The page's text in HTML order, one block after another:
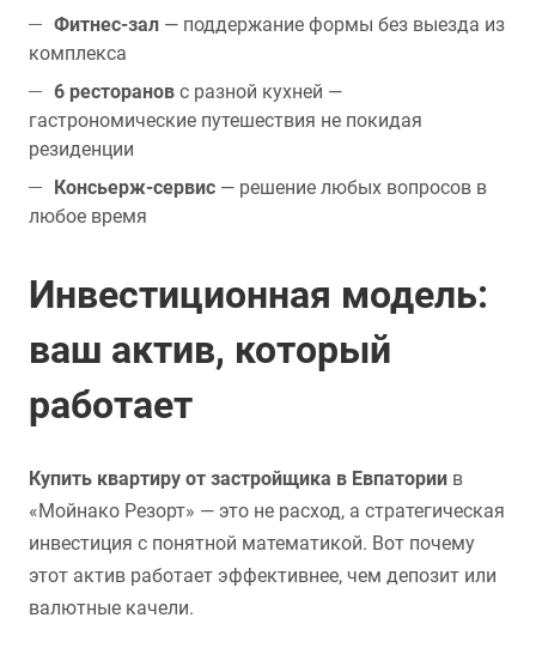
Фитнес-зал — поддержание формы без выезда из
комплекса
6 ресторанов с разной кухней —
гастрономические путешествия не покидая
резиденции
Консьерж-сервис — решение любых вопросов в
любое время
Инвестиционная модель:
ваш актив, который
работает
Купить квартиру от застройщика в Евпатории в
«Мойнако Резорт» — это не расход, а стратегическая
инвестиция с понятной математикой. Вот почему
этот актив работает эффективнее, чем депозит или
валютные качели.